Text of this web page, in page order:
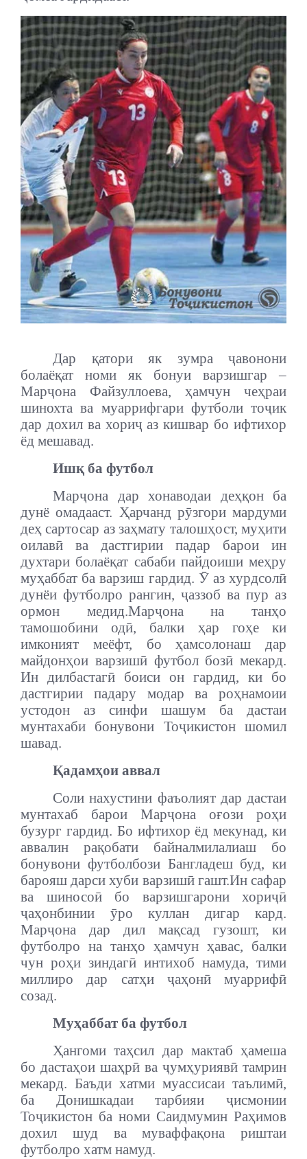
Дар қатори як зумра ҷавонони
болаёқат номи як бонуи варзишгар –
Марҷона Файзуллоева, ҳамчун чеҳраи
шинохта ва муаррифгари футболи тоҷик
дар дохил ва хориҷ аз кишвар бо ифтихор
ёд мешавад.
Ишқ ба футбол
Марҷона дар хонаводаи деҳқон ба
дунё омадааст. Ҳарчанд рӯзгори мардуми
деҳ сартосар аз заҳмату талошҳост, муҳити
оилавӣ ва дастгирии падар барои ин
духтари болаёқат сабаби пайдоиши меҳру
муҳаббат ба варзиш гардид. Ӯ аз хурдсолӣ
дунёи футболро рангин, ҷаззоб ва пур аз
ормон медид.Марҷона на танҳо
тамошобини одӣ, балки ҳар гоҳе ки
имконият меёфт, бо ҳамсолонаш дар
майдонҳои варзишӣ футбол бозӣ мекард.
Ин дилбастагӣ боиси он гардид, ки бо
дастгирии падару модар ва роҳнамоии
устодон аз синфи шашум ба дастаи
мунтахаби бонувони Тоҷикистон шомил
шавад.
Қадамҳои аввал
Соли нахустини фаъолият дар дастаи
мунтахаб барои Марҷона оғози роҳи
бузург гардид. Бо ифтихор ёд мекунад, ки
аввалин рақобати байналмилалиаш бо
бонувони футболбози Бангладеш буд, ки
барояш дарси хуби варзишӣ гашт.Ин сафар
ва шиносоӣ бо варзишгарони хориҷӣ
ҷаҳонбинии ӯро куллан дигар кард.
Марҷона дар дил мақсад гузошт, ки
футболро на танҳо ҳамчун ҳавас, балки
чун роҳи зиндагӣ интихоб намуда, тими
миллиро дар сатҳи ҷаҳонӣ муаррифӣ
созад.
Муҳаббат ба футбол
Ҳангоми таҳсил дар мактаб ҳамеша
бо дастаҳои шаҳрӣ ва ҷумҳуриявӣ тамрин
мекард. Баъди хатми муассисаи таълимӣ,
ба Донишкадаи тарбияи ҷисмонии
Тоҷикистон ба номи Саидмумин Раҳимов
дохил шуд ва муваффақона риштаи
футболро хатм намуд.